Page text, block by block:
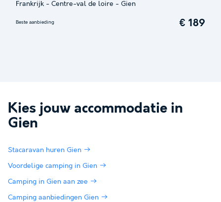
Frankrijk - Centre-val de loire - Gien
Beste aanbieding € 189
Kies jouw accommodatie in
Gien
Stacaravan huren Gien
Voordelige camping in Gien
Camping in Gien aan zee
Camping aanbiedingen Gien